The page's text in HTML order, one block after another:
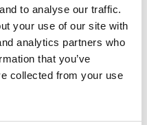
to analyse our traffic.
your use of our site with
analytics partners who
that you’ve
collected from your use